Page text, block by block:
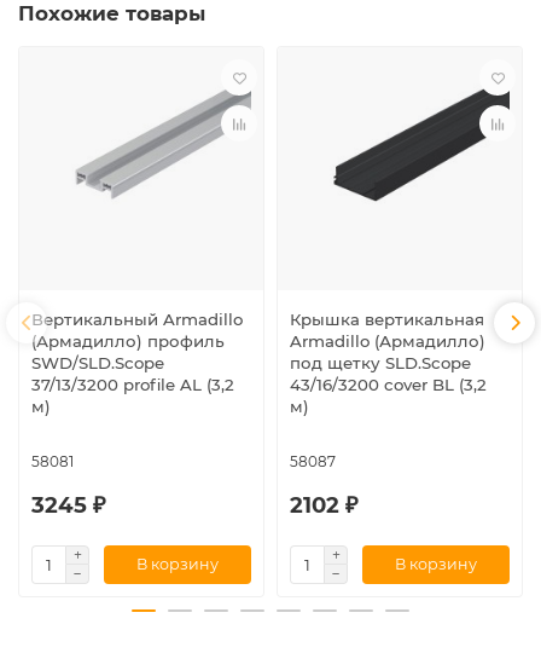
Похожие товары
Вертикальный Armadillo
(Армадилло) профиль
SWD/SLD.Scope
37/13/3200 profile AL (3,2
м)
58081
3245 ₽
В корзину
Крышка вертикальная
Armadillo (Армадилло)
под щетку SLD.Scope
43/16/3200 cover BL (3,2
м)
58087
2102 ₽
В корзину